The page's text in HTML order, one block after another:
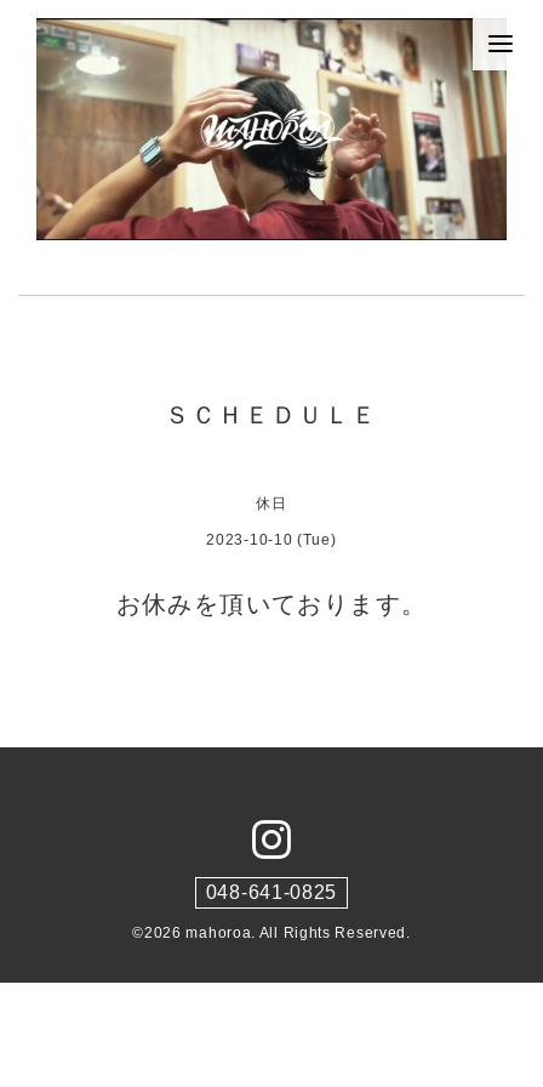
ＳＣＨＥＤＵＬＥ
休日
2023-10-10 (Tue)
お休みを頂いております。
048-641-0825
©2026mahoroa. All Rights Reserved.